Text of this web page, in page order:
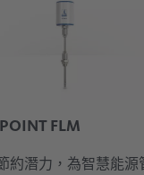
FLM
約潛力，為智慧能源